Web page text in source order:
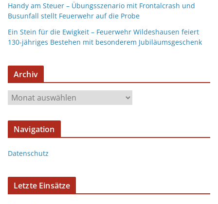
Handy am Steuer – Übungsszenario mit Frontalcrash und
Busunfall stellt Feuerwehr auf die Probe
Ein Stein für die Ewigkeit – Feuerwehr Wildeshausen feiert
130-jähriges Bestehen mit besonderem Jubiläumsgeschenk
Archiv
Navigation
Datenschutz
Letzte Einsätze